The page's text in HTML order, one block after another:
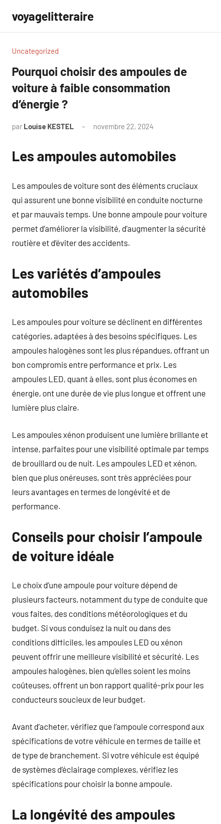
contenu
voyagelitteraire
Uncategorized
Pourquoi choisir des ampoules de
voiture à faible consommation
d’énergie ?
par Louise KESTEL novembre 22, 2024
Les ampoules automobiles
Les ampoules de voiture sont des éléments cruciaux
qui assurent une bonne visibilité en conduite nocturne
et par mauvais temps. Une bonne ampoule pour voiture
permet d’améliorer la visibilité, d’augmenter la sécurité
routière et d’éviter des accidents.
Les variétés d’ampoules
automobiles
Les ampoules pour voiture se déclinent en différentes
catégories, adaptées à des besoins spécifiques. Les
ampoules halogènes sont les plus répandues, offrant un
bon compromis entre performance et prix. Les
ampoules LED, quant à elles, sont plus économes en
énergie, ont une durée de vie plus longue et offrent une
lumière plus claire.
Les ampoules xénon produisent une lumière brillante et
intense, parfaites pour une visibilité optimale par temps
de brouillard ou de nuit. Les ampoules LED et xénon,
bien que plus onéreuses, sont très appréciées pour
leurs avantages en termes de longévité et de
performance.
Conseils pour choisir l’ampoule
de voiture idéale
Le choix d’une ampoule pour voiture dépend de
plusieurs facteurs, notamment du type de conduite que
vous faites, des conditions météorologiques et du
budget. Si vous conduisez la nuit ou dans des
conditions difficiles, les ampoules LED ou xénon
peuvent offrir une meilleure visibilité et sécurité. Les
ampoules halogènes, bien qu’elles soient les moins
coûteuses, offrent un bon rapport qualité-prix pour les
conducteurs soucieux de leur budget.
Avant d’acheter, vérifiez que l’ampoule correspond aux
spécifications de votre véhicule en termes de taille et
de type de branchement. Si votre véhicule est équipé
de systèmes d’éclairage complexes, vérifiez les
spécifications pour choisir la bonne ampoule.
La longévité des ampoules